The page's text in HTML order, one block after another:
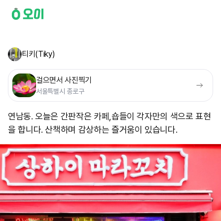
티키(Tiky)
걸으면서 사진찍기
서울특별시 종로구
연남동. 오늘은 간판 ​작은 카페,숍들이 각자만의 색으로 표현
을 합니다. 산책하며 감상하는 즐거움이 있습니다.